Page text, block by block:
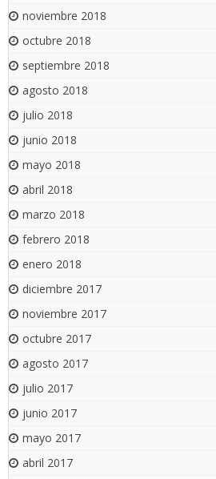
noviembre 2018
octubre 2018
septiembre 2018
agosto 2018
julio 2018
junio 2018
mayo 2018
abril 2018
marzo 2018
febrero 2018
enero 2018
diciembre 2017
noviembre 2017
octubre 2017
agosto 2017
julio 2017
junio 2017
mayo 2017
abril 2017